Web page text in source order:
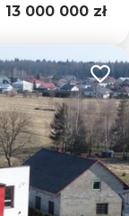
13 000 000 zł